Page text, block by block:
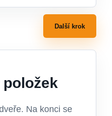
Další krok
Na konci se